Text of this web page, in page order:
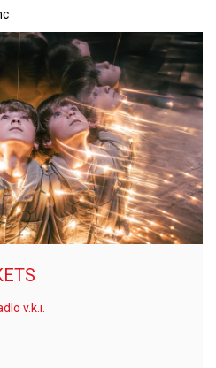
v.k.i.